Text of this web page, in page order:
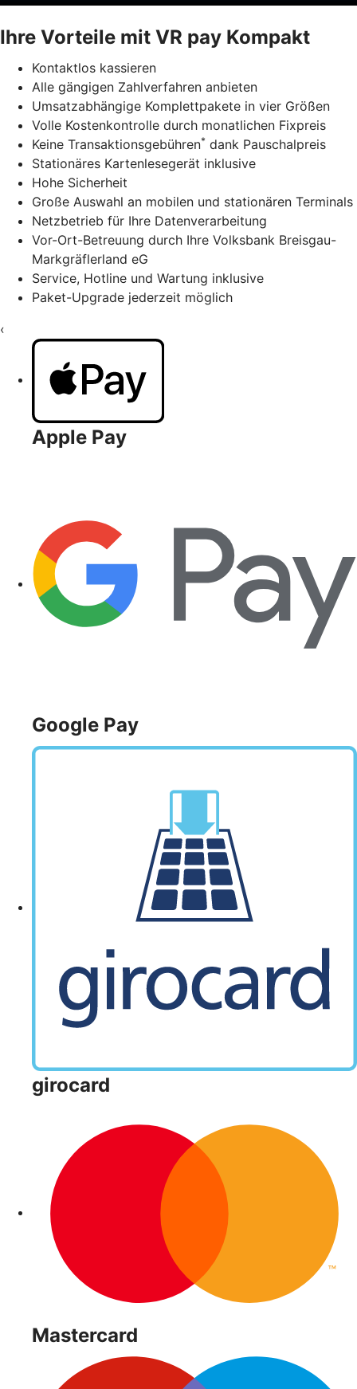
Ihre Vorteile mit VR pay Kompakt
Kontaktlos kassieren
Alle gängigen Zahlverfahren anbieten
Umsatzabhängige Komplettpakete in vier Größen
Volle Kostenkontrolle durch monatlichen Fixpreis
Keine Transaktionsgebühren* dank Pauschalpreis
Stationäres Kartenlesegerät inklusive
Hohe Sicherheit
Große Auswahl an mobilen und stationären Terminals
Netzbetrieb für Ihre Datenverarbeitung
Vor-Ort-Betreuung durch Ihre Volksbank Breisgau-
Markgräflerland eG
Service, Hotline und Wartung inklusive
Paket-Upgrade jederzeit möglich
‹
Apple Pay
Google Pay
girocard
Mastercard